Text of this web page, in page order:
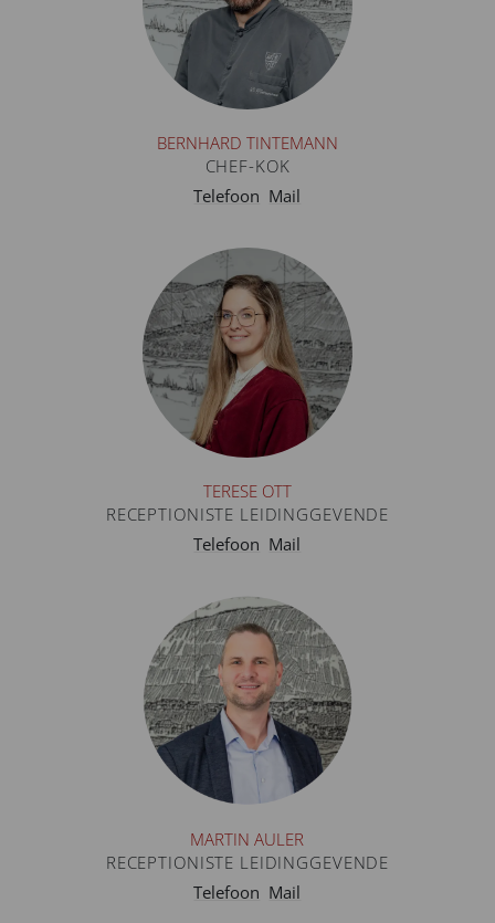
BERNHARD TINTEMANN
CHEF-KOK
Telefoon Mail
TERESE OTT
RECEPTIONISTE LEIDINGGEVENDE
Telefoon Mail
MARTIN AULER
RECEPTIONISTE LEIDINGGEVENDE
Telefoon Mail